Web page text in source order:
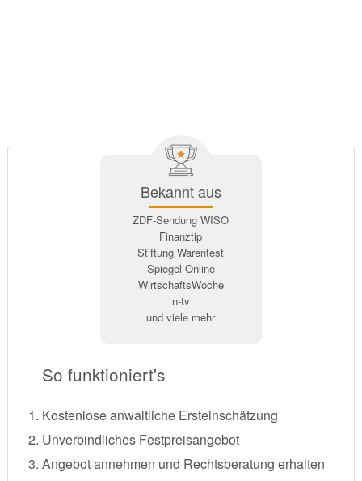
Bekannt aus
ZDF-Sendung WISO
Finanztip
Stiftung Warentest
Spiegel Online
WirtschaftsWoche
n-tv
und viele mehr
So funktioniert's
Kostenlose anwaltliche Ersteinschätzung
Unverbindliches Festpreisangebot
Angebot annehmen und Rechtsberatung erhalten